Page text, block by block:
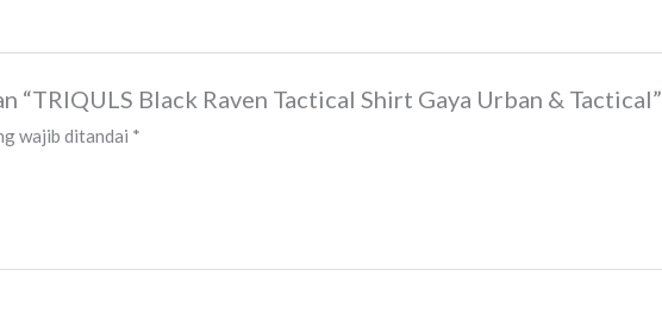
“TRIQULS Black Raven Tactical Shirt Gaya Urban & Tactical”
wajib ditandai *